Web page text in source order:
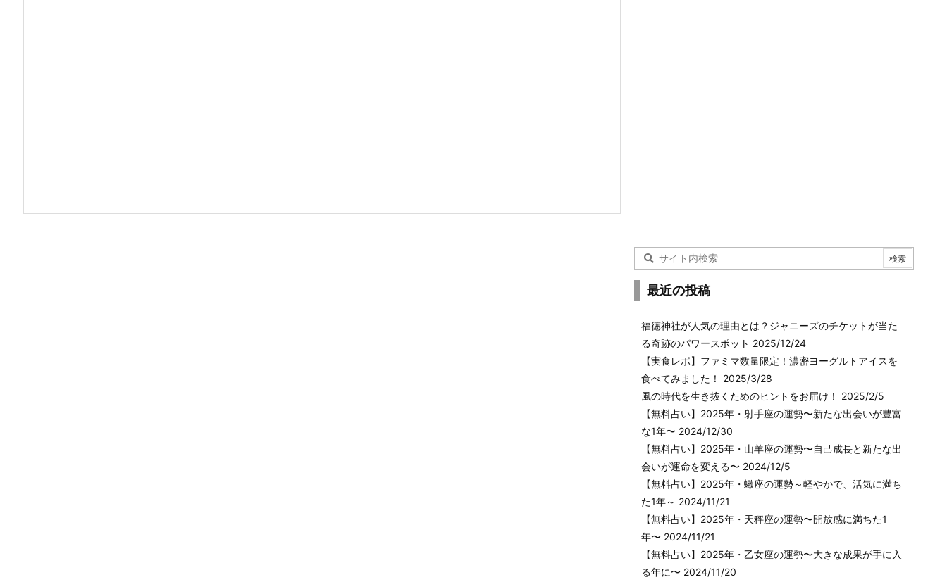
最近の投稿
福徳神社が人気の理由とは？ジャニーズのチケットが当た
る奇跡のパワースポット 2025/12/24
【実食レポ】ファミマ数量限定！濃密ヨーグルトアイスを
食べてみました！
2025/3/28
風の時代を生き抜くためのヒントをお届け！
2025/2/5
【無料占い】2025年・射手座の運勢〜新たな出会いが豊富
な1年〜 2024/12/30
【無料占い】2025年・山羊座の運勢〜自己成長と新たな出
会いが運命を変える〜 2024/12/5
【無料占い】2025年・蠍座の運勢～軽やかで、活気に満ち
た1年～ 2024/11/21
【無料占い】2025年・天秤座の運勢〜開放感に満ちた1
年〜 2024/11/21
【無料占い】2025年・乙女座の運勢〜大きな成果が手に入
る年に〜 2024/11/20